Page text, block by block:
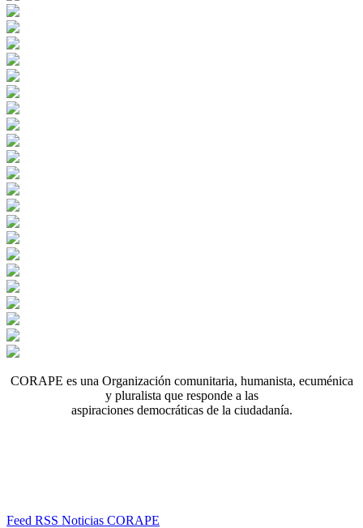
CORAPE es una Organización comunitaria, humanista, ecuménica
y pluralista que responde a las
aspiraciones democráticas de la ciudadanía.
Feed RSS Noticias CORAPE